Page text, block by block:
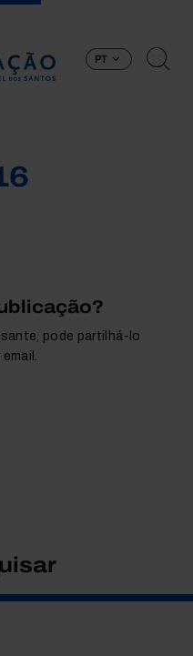
PT
pode partilhá-lo